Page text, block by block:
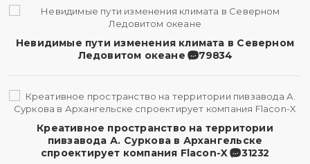
Невидимые пути изменения климата в Северном
Ледовитом океане
79834
Креативное пространство на территории
пивзавода А. Суркова в Архангельске
спроектирует компания Flacon-X
31232